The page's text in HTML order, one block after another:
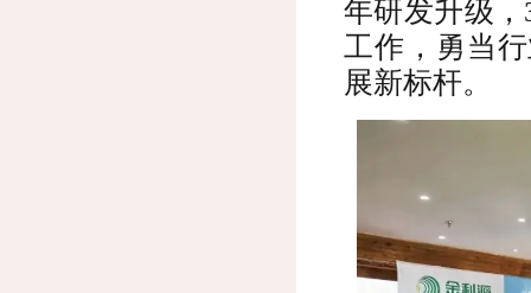
年研发升级
工作，勇当
展新标杆。